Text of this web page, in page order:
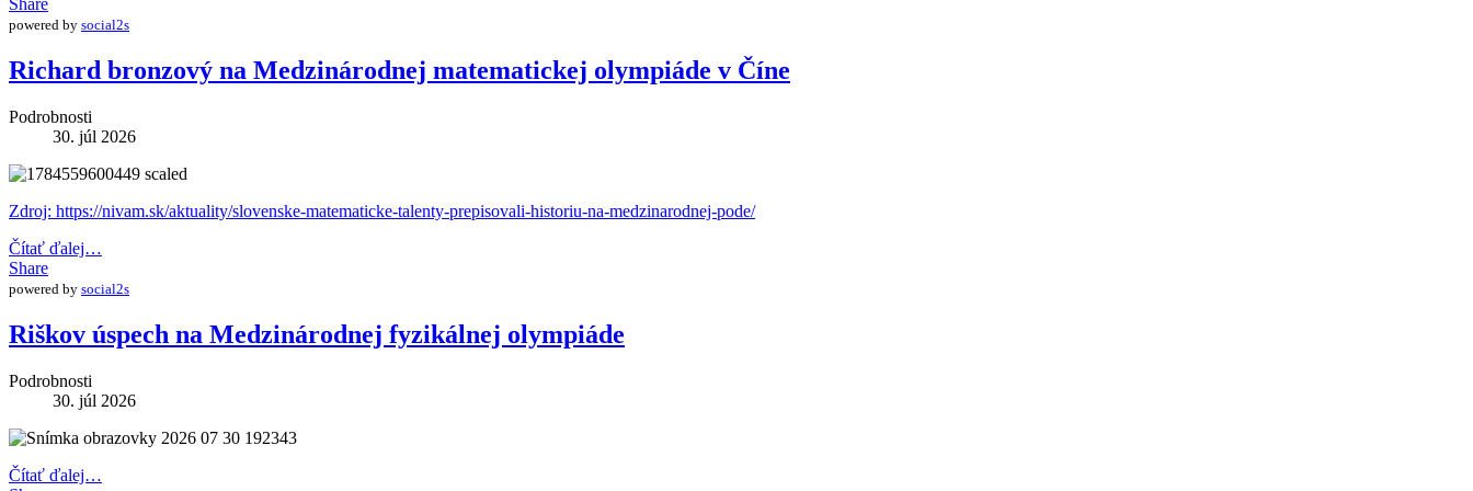
Share
powered by social2s
Richard bronzový na Medzinárodnej matematickej olympiáde v Číne
Podrobnosti
30. júl 2026
Zdroj: https://nivam.sk/aktuality/slovenske-matematicke-talenty-prepisovali-historiu-na-medzinarodnej-pode/
Čítať ďalej…
Share
powered by social2s
Riškov úspech na Medzinárodnej fyzikálnej olympiáde
Podrobnosti
30. júl 2026
Čítať ďalej…